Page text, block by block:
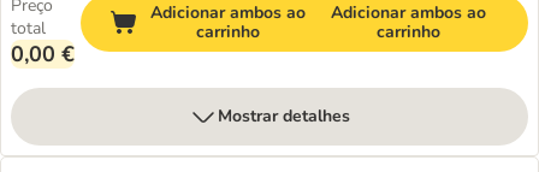
Preço
total
0,00 €
Adicionar ambos ao
carrinho
Adicionar ambos ao
carrinho
Mostrar detalhes